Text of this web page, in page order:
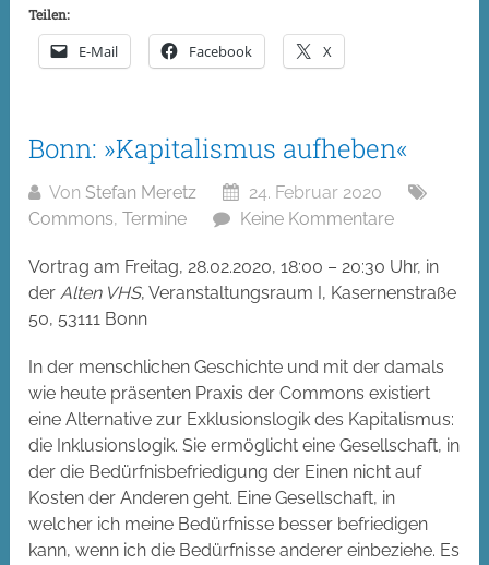
Teilen:
E-Mail Facebook X
Bonn: »Kapitalismus aufheben«
Von Stefan Meretz
24. Februar 2020
Commons,Termine Keine Kommentare
Vortrag am Freitag, 28.02.2020, 18:00 – 20:30 Uhr, in
derAlten VHS, Veranstaltungsraum I, Kasernenstraße
50, 53111 Bonn
In der menschlichen Geschichte und mit der damals
wie heute präsenten Praxis der Commons existiert
eine Alternative zur Exklusionslogik des Kapitalismus:
die Inklusionslogik. Sie ermöglicht eine Gesellschaft, in
der die Bedürfnisbefriedigung der Einen nicht auf
Kosten der Anderen geht. Eine Gesellschaft, in
welcher ich meine Bedürfnisse besser befriedigen
kann, wenn ich die Bedürfnisse anderer einbeziehe. Es